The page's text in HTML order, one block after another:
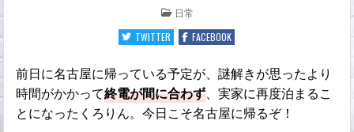
POSTED
IN
日常
TWITTER
FACEBOOK
前日に名古屋に帰っている予定が、謎解きが思ったより
時間がかかって終電が間に合わず、実家に再度泊まるこ
とになったくろりん。今日こそ名古屋に帰るぞ！